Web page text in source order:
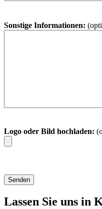
Sonstige Informationen:
Logo oder Bild hochladen:
Lassen Sie uns in